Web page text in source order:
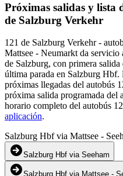
Próximas salidas y lista
de Salzburg Verkehr
121 de Salzburg Verkehr -
Mattsee - Neumarkt da servicio
de Salzburg, con primera
última parada en Salzburg Hbf.
próximas llegadas del autobús
próxima salida programada del
horario completo del autobús
aplicación.
Salzburg Hbf via Mattsee -
Salzburg Hbf via Seeham
Salzburg Hbf via Mattsee -